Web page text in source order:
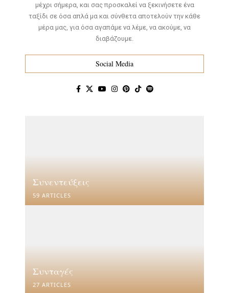
μέχρι σήμερα, και σας προσκαλεί να ξεκινήσετε ένα
ταξίδι σε όσα απλά μα και σύνθετα αποτελούν την κάθε
μέρα μας, για όσα αγαπάμε να λέμε, να ακούμε, να
διαβάζουμε.
Social Media
Συνεντεύξεις
59 ARTICLES
Συνταγές
27 ARTICLES